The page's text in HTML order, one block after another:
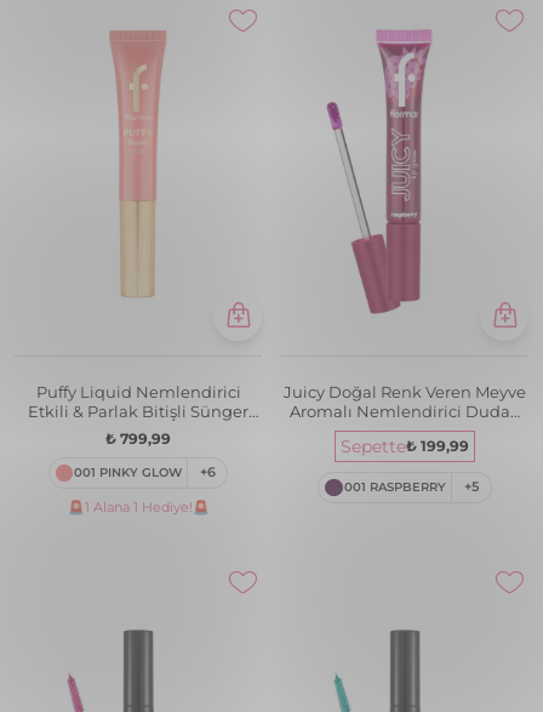
Puffy Liquid Nemlendirici
Etkili & Parlak Bitişli Sünger
Aplikatörlü Likit Allık
₺ 799,99
001 PINKY GLOW +6
🚨1 Alana 1 Hediye!🚨
Juicy Doğal Renk Veren Meyve
Aromalı Nemlendirici Dudak
Parlatıcısı
Sepette₺ 199,99
001 RASPBERRY +5